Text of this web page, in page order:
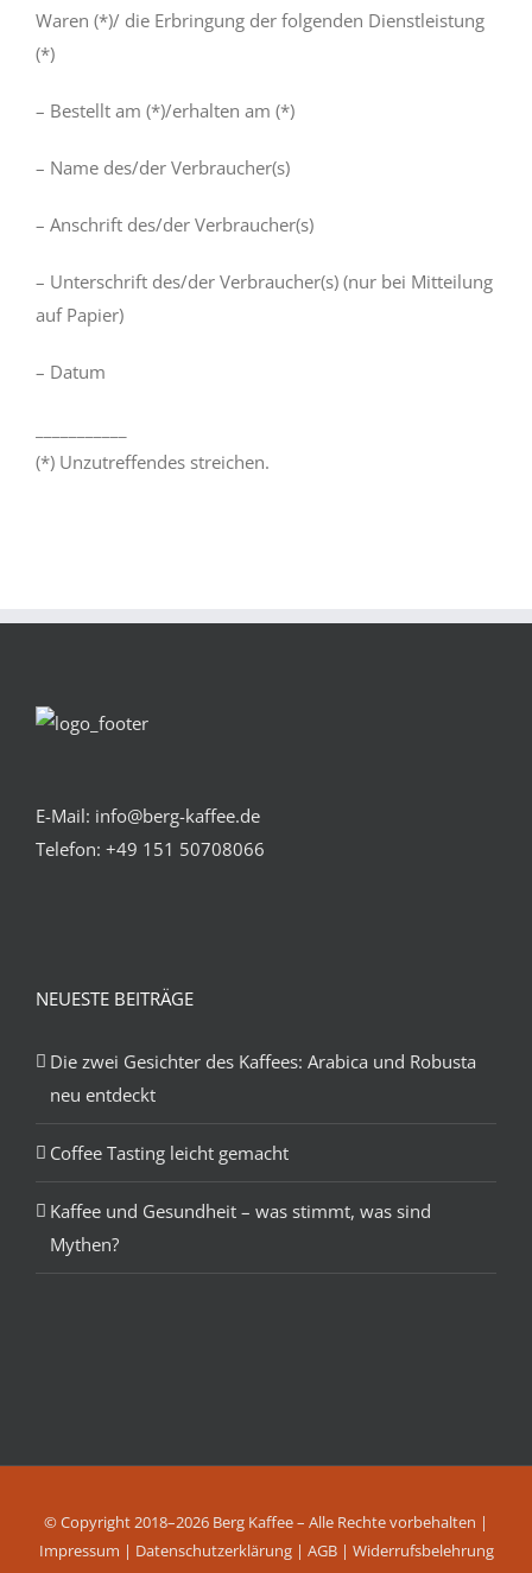
Waren (*)/ die Erbringung der folgenden Dienstleistung
(*)
– Bestellt am (*)/erhalten am (*)
– Name des/der Verbraucher(s)
– Anschrift des/der Verbraucher(s)
– Unterschrift des/der Verbraucher(s) (nur bei Mitteilung
auf Papier)
– Datum
(*) Unzutreffendes streichen.
E-Mail: info@berg-kaffee.de
Telefon: +49 151 50708066
NEUESTE BEITRÄGE
Die zwei Gesichter des Kaffees: Arabica und Robusta
neu entdeckt
Coffee Tasting leicht gemacht
Kaffee und Gesundheit – was stimmt, was sind
Mythen?
© Copyright 2018–2026 Berg Kaffee – Alle Rechte vorbehalten |
Impressum | Datenschutzerklärung| AGB| Widerrufsbelehrung